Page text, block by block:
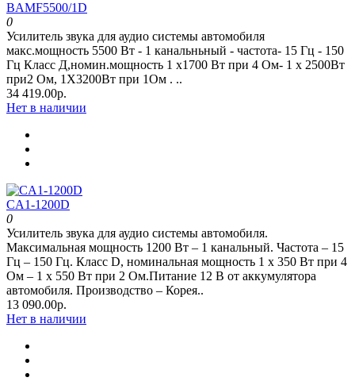
BAMF5500/1D
0
Усилитель звука для аудио системы автомобиля
макс.мощность 5500 Вт - 1 канальньный - частота- 15 Гц - 150
Гц Класс Д,номин.мощность 1 x1700 Вт при 4 Oм- 1 x 2500Вт
при2 Oм, 1Х3200Вт при 1Ом . ..
34 419.00р.
Нет в наличии
CA1-1200D
0
Усилитель звука для аудио системы автомобиля.
Максимальная мощность 1200 Вт – 1 канальный. Частота – 15
Гц – 150 Гц. Класс D, номинальная мощность 1 x 350 Вт при 4
Oм – 1 x 550 Вт при 2 Oм.Питание 12 В от аккумулятора
автомобиля. Производство – Корея..
13 090.00р.
Нет в наличии